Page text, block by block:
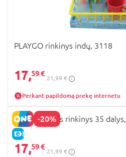
PLAYGO rinkinys indų, 3118
17,59 €
21,99 €
Perkant papildomą prekę internetu
-20%
E-KAINA
PLAYGO Picos rinkinys 35
17,59 €
21,99 €